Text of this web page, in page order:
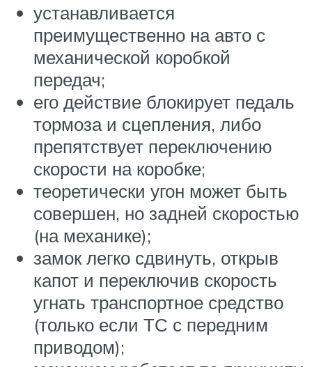
устанавливается
преимущественно на авто с
механической коробкой
передач;
его действие блокирует педаль
тормоза и сцепления, либо
препятствует переключению
скорости на коробке;
теоретически угон может быть
совершен, но задней скоростью
(на механике);
замок легко сдвинуть, открыв
капот и переключив скорость
угнать транспортное средство
(только если ТС с передним
приводом);